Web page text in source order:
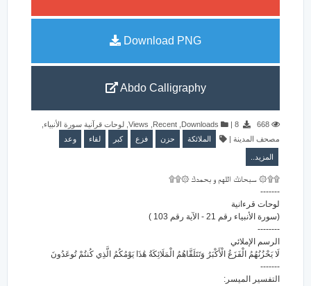
Download PNG
Abdo Calligraphy
668
8
|
Downloads
,
Recent
,
Views
, لوحات قرآنية سورة الأنبياء,
مصحف المدينة | الملائكة حزن فزع كبر لقاء وعد
المزيد..
۩۩۞ سبحانك اللهم و بحمدك ۞۩۩
-------
لوحات قرءانية
(سورة الأنبياء رقم 21 - الآية رقم 103 )
--------
الرسم الإملائي
لَا يَحْزُنُهُمُ الْفَزَعُ الْأَكْبَرُ وَتَتَلَقَّاهُمُ الْمَلَائِكَةُ هَٰذَا يَوْمُكُمُ الَّذِي كُنتُمْ تُوعَدُونَ
-------
التفسير الميسر: